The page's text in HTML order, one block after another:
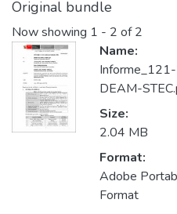
Original bundle
Now showing 1 - 2 of 2
Name:
DEAM-
Size:
2.04 MB
Format:
Adobe
Format